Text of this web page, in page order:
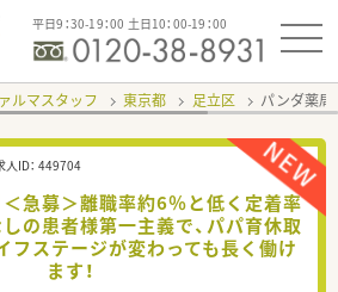
平日9：30-19：00 土日10：00-19：00
ルマスタッフ 東京都 足立区 パンダ薬
ID： 449704
＜急募＞離職率約6％と低く定着率
の患者様第一主義で、パパ育休取
フステージが変わっても長く働け
ます！